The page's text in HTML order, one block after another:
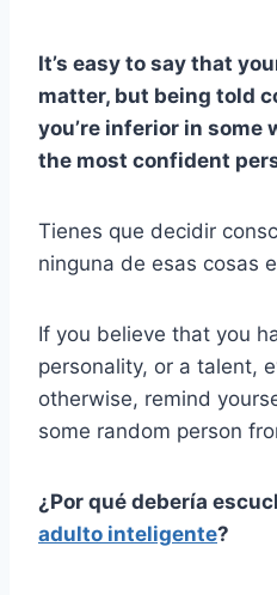
It’s easy to say that
matter, but being told
you’re inferior in some
the most confident
Tienes que decidir
ninguna de esas cosas
If you believe that you
personality, or a talent,
otherwise, remind
some random person
¿Por qué debería
adulto inteligente?